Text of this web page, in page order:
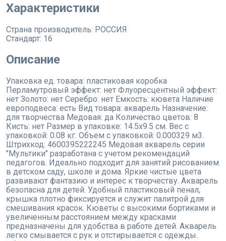
Характеристики
Страна производитель: РОССИЯ
Стандарт: 16
Описание
Упаковка ед. товара: пластиковая коробка
Перламутровый эффект: нет Флуоресцентный эффект:
нет Золото: нет Серебро: нет Емкость: кювета Наличие
европодвеса: есть Вид товара: акварель Назначение:
для творчества Медовая: да Количество цветов: 8
Кисть: нет Размер в упаковке: 14.5x9.5 см. Вес с
упаковкой: 0.08 кг. Объем с упаковкой: 0.000329 м3.
Штрихкод: 4600395222245 Медовая акварель серии
"Мультики" разработана с учетом рекомендаций
педагогов. Идеально подходит для занятий рисованием
в детском саду, школе и дома. Яркие чистые цвета
развивают фантазию и интерес к творчеству. Акварель
безопасна для детей. Удобный пластиковый пенал,
крышка плотно фиксируется и служит палитрой для
смешивания красок. Кюветы с высокими бортиками и
увеличенным расстоянием между красками
предназначены для удобства в работе детей. Акварель
легко смывается с рук и отстирывается с одежды.